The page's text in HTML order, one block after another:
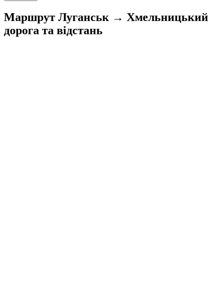
Маршрут Луганськ → Хмельницький
дорога та відстань